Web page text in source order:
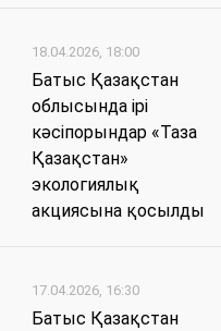
18.04.2026, 18:00
Батыс Қазақстан
облысында ірі
кәсіпорындар «Таза
Қазақстан»
экологиялық
акциясына қосылды
17.04.2026, 16:30
Батыс Қазақстан